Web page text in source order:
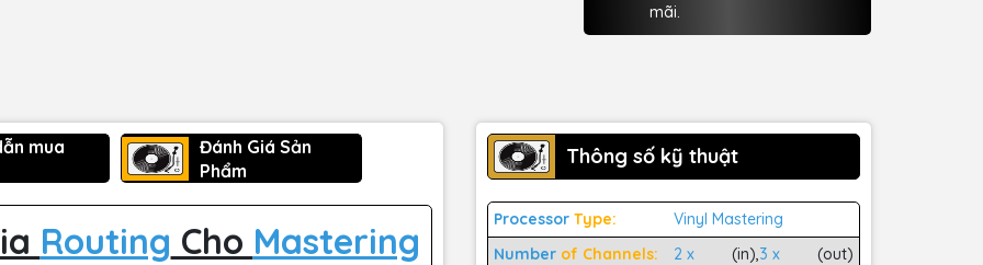
mãi.
mua
Đánh Giá Sản
Phẩm
Routing Cho Mastering
Thông số kỹ thuật
Processor Type:
Vinyl Mastering
Number of Channels:
2 x
(in),3 x
(out)